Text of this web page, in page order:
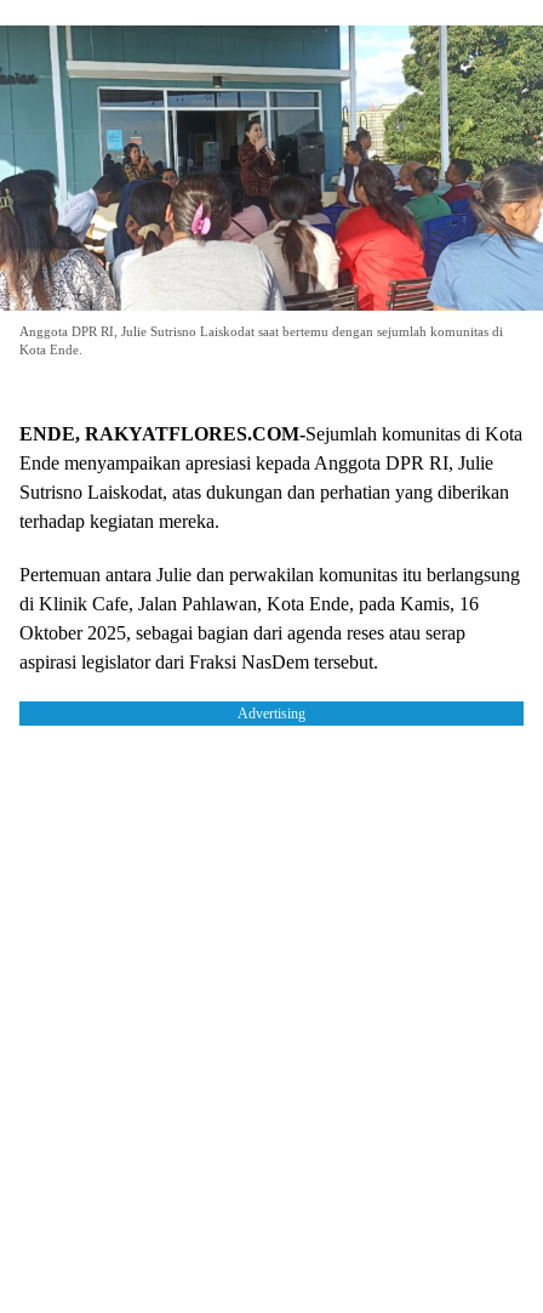
Anggota DPR RI, Julie Sutrisno Laiskodat saat bertemu dengan sejumlah komunitas di
Kota Ende.
ENDE, RAKYATFLORES.COM-Sejumlah komunitas di Kota
Ende menyampaikan apresiasi kepada Anggota DPR RI, Julie
Sutrisno Laiskodat, atas dukungan dan perhatian yang diberikan
terhadap kegiatan mereka.
Pertemuan antara Julie dan perwakilan komunitas itu berlangsung
di Klinik Cafe, Jalan Pahlawan, Kota Ende, pada Kamis, 16
Oktober 2025, sebagai bagian dari agenda reses atau serap
aspirasi legislator dari Fraksi NasDem tersebut.
Advertising